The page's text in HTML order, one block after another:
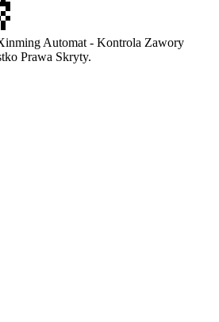
Automat - Kontrola Zawory
Prawa Skryty.